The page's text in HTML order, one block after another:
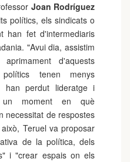
Joan Rodríguez
polítics, els sindicats o
han fet d'intermediaris
"Avui dia, assistim
d'aquests
tenen menys
han perdut lideratge i
un moment en què
necessitat de respostes
Teruel va proposar
de la política, dels
i "crear espais on els